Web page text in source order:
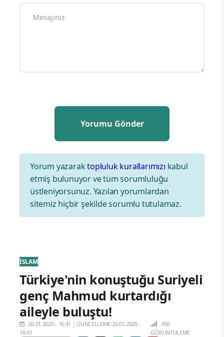
Yorum yazaraktopluluk kurallarımızı kabul
etmiş bulunuyor ve tüm sorumluluğu
üstleniyorsunuz. Yazılan yorumlardan
sitemiz hiçbir şekilde sorumlu tutulamaz.
İSLAM
Türkiye'nin konuştuğu Suriyeli
genç Mahmud kurtardığı
aileyle buluştu!
26.01.2020 - 16:41 |GÜNCELLEME:26.01.2020 -
16:41
956
GÖRÜNTÜLEME